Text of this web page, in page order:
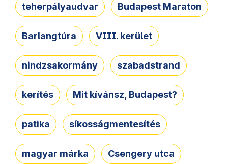
teherpályaudvar Budapest Maraton
Barlangtúra VIII. kerület
nindzsakormány szabadstrand
kerítés Mit kívánsz, Budapest?
patika síkosságmentesítés
magyar márka Csengery utca